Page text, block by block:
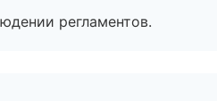
регламентов.